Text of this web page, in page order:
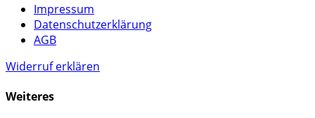
Impressum
Datenschutzerklärung
AGB
Widerruf erklären
Weiteres